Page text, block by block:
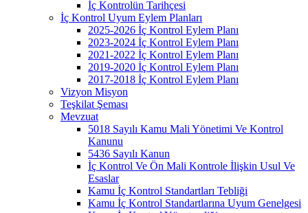
İç Kontrolün Tarihçesi
İç Kontrol Uyum Eylem Planları
2025-2026 İç Kontrol Eylem Planı
2023-2024 İç Kontrol Eylem Planı
2021-2022 İç Kontrol Eylem Planı
2019-2020 İç Kontrol Eylem Planı
2017-2018 İç Kontrol Eylem Planı
Vizyon Misyon
Teşkilat Şeması
Mevzuat
5018 Sayılı Kamu Mali Yönetimi Ve Kontrol
Kanunu
5436 Sayılı Kanun
İç Kontrol Ve Ön Mali Kontrole İlişkin Usul Ve
Esaslar
Kamu İç Kontrol Standartları Tebliği
Kamu İç Kontrol Standartlarına Uyum Genelgesi